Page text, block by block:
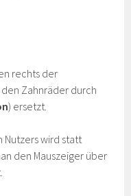
rechts der
Zahnräder durch
) ersetzt.
Nutzers wird statt
den Mauszeiger über